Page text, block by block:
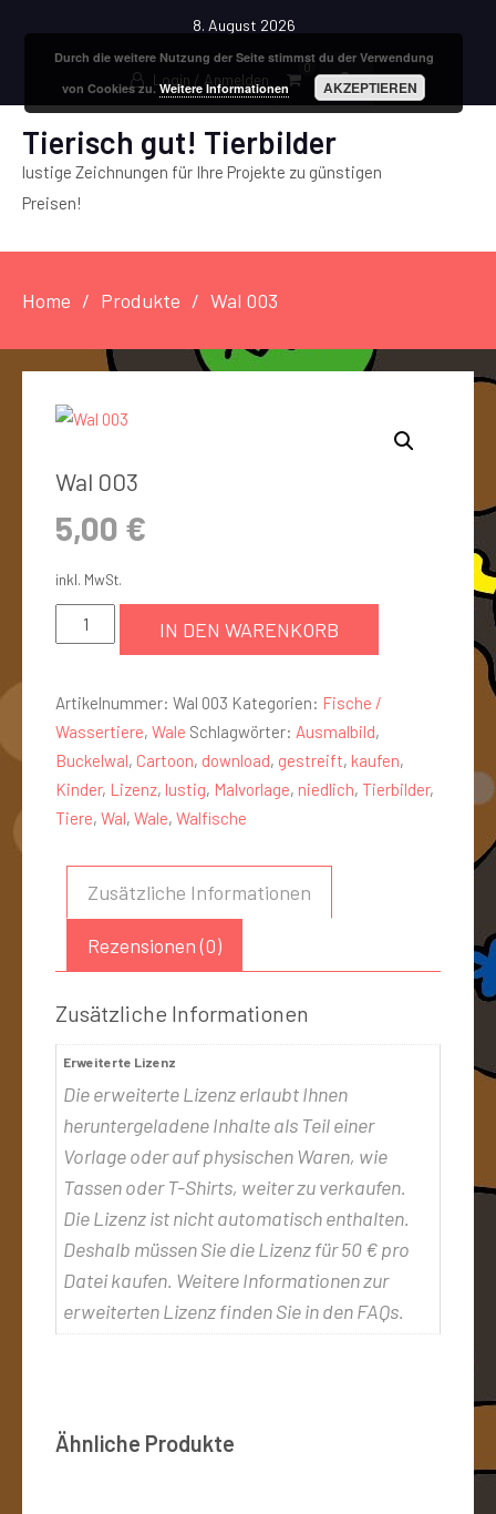
8. August 2026
Login / Anmelden
0
Tierisch gut! Tierbilder
lustige Zeichnungen für Ihre Projekte zu günstigen
Preisen!
Home Produkte Wal 003
Wal 003
5,00 €
inkl. MwSt.
IN DEN WARENKORB
Artikelnummer: Wal 003 Kategorien: Fische /
Wassertiere, Wale Schlagwörter: Ausmalbild,
Buckelwal, Cartoon, download, gestreift, kaufen,
Kinder, Lizenz, lustig, Malvorlage, niedlich, Tierbilder,
Tiere, Wal, Wale, Walfische
Zusätzliche Informationen
Rezensionen (0)
Zusätzliche Informationen
Erweiterte Lizenz
Die erweiterte Lizenz erlaubt Ihnen
heruntergeladene Inhalte als Teil einer
Vorlage oder auf physischen Waren, wie
Tassen oder T-Shirts, weiter zu verkaufen.
Die Lizenz ist nicht automatisch enthalten.
Deshalb müssen Sie die Lizenz für 50 € pro
Datei kaufen. Weitere Informationen zur
erweiterten Lizenz finden Sie in den FAQs.
Ähnliche Produkte
Durch die weitere Nutzung der Seite stimmst du der Verwendung
von Cookies zu.Weitere Informationen AKZEPTIEREN